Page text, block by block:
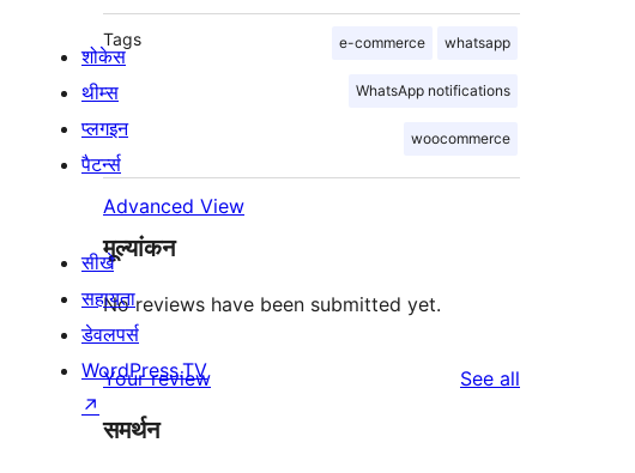
Tags e-commerce whatsapp
WhatsApp notifications
woocommerce
Advanced View
मूल्यांकन
No reviews have been submitted yet.
Your review See all
समर्थन
शोकेस
थीम्स
प्लगइन
पैटर्न्स
सीखे
सहायता
डेवलपर्स
WordPress.TV
↗